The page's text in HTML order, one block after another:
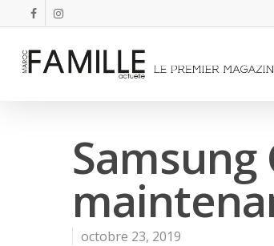
Samsung
octobre 23, 2019